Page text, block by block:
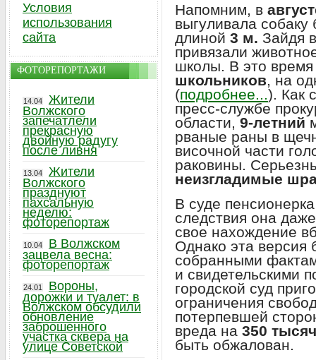
Напомним, в
выгуливала
длиной 3 м. Зайдя
привязали
школы. В это
школьников, на
(подробнее...). Как
пресс-службе
области, 9-летний
рваные раны в
височной части
раковины.
неизгладимые
В суде
следствия она
свое нахождение
Однако эта версия
собранными
и свидетельскими
городской суд
ограничения
потерпевшей
вреда на 350
быть обжалован.
Условия
использования
сайта
ФОТОРЕПОРТАЖИ
14.04
Жители
Волжского
запечатлели
прекрасную
двойную радугу
после ливня
13.04
Жители
Волжского
празднуют
пахсальную
неделю:
фоторепортаж
10.04
В Волжском
зацвела весна:
фоторепортаж
24.01
Вороны,
дорожки и туалет: в
Волжском обсудили
обновление
заброшенного
участка сквера на
улице Советской